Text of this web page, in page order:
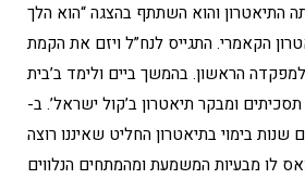
התיאטרון והוא השתתף בהצגה “הוא הלך
הקאמרי. התגייס לנח”ל ויזם את הקמת
הראשון. בהמשך ביים ולימד ב’בית
ומבקר תיאטרון ב’קול ישראל’. ב-
שנות בימוי בתיאטרון החליט שאיננו רוצה
לו מבעיות המשמעת ומהמתחים הנלווים